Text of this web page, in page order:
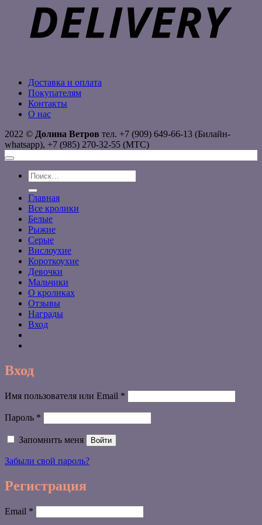
Доставка и оплата
Покупателям
Контакты
О нас
2022 © Долина Ветров тел. +7 (909) 649-66-13 (Билайн-
whatsapp), +7 (985) 270-32-55 (МТС)
Искать:
Главная
Все кролики
Белые
Рыжие
Серые
Вислоухие
Короткоухие
Девочки
Мальчики
О кроликах
Отзывы
Награды
Вход
Вход
Имя пользователя или Email *
Пароль *
Запомнить меня Войти
Забыли свой пароль?
Регистрация
Email *